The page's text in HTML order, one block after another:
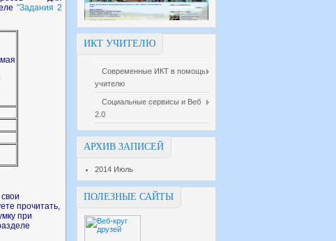
ИКТ УЧИТЕЛЮ
Современные ИКТ в помощь
учителю
Социальные сервисы и Веб
2.0
АРХИВ ЗАПИСЕЙ
2014 Июль
ПОЛЕЗНЫЕ САЙТЫ
"Задания 2
прочитать,
при